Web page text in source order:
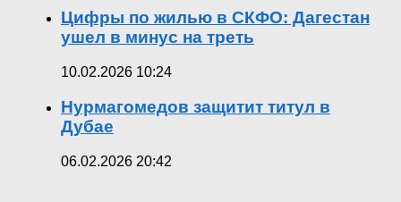
Цифры по жилью в СКФО: Дагестан
ушел в минус на треть
10.02.2026 10:24
Нурмагомедов защитит титул в
Дубае
06.02.2026 20:42